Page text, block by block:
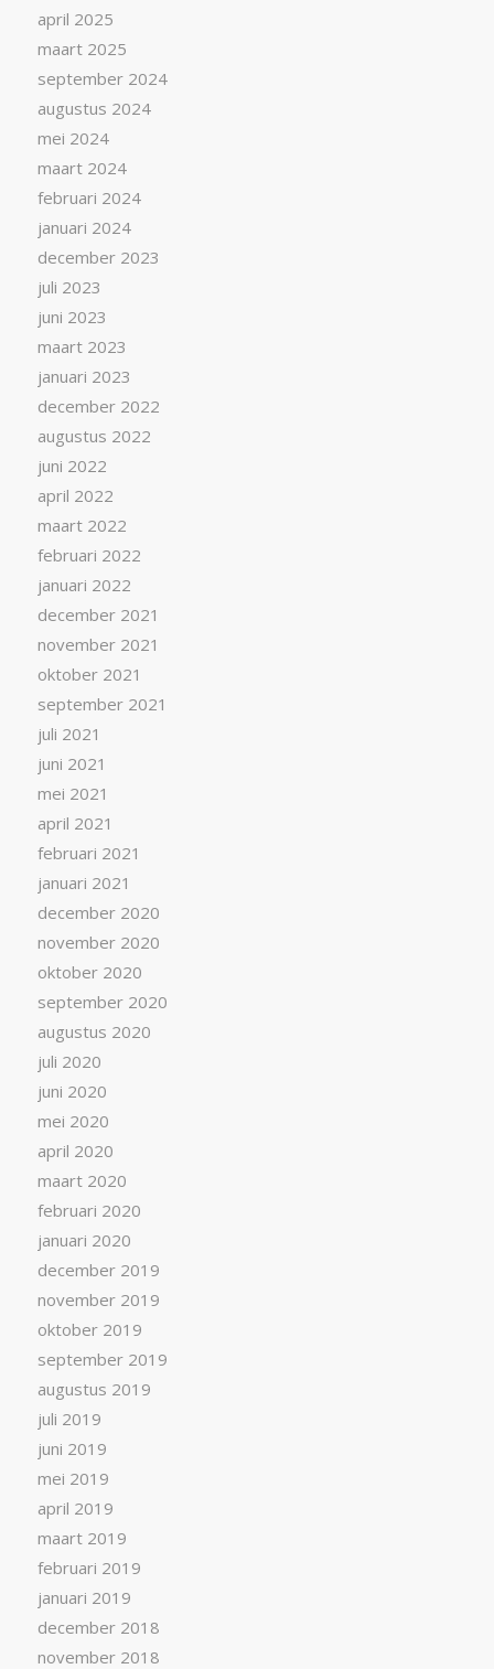
april 2025
maart 2025
september 2024
augustus 2024
mei 2024
maart 2024
februari 2024
januari 2024
december 2023
juli 2023
juni 2023
maart 2023
januari 2023
december 2022
augustus 2022
juni 2022
april 2022
maart 2022
februari 2022
januari 2022
december 2021
november 2021
oktober 2021
september 2021
juli 2021
juni 2021
mei 2021
april 2021
februari 2021
januari 2021
december 2020
november 2020
oktober 2020
september 2020
augustus 2020
juli 2020
juni 2020
mei 2020
april 2020
maart 2020
februari 2020
januari 2020
december 2019
november 2019
oktober 2019
september 2019
augustus 2019
juli 2019
juni 2019
mei 2019
april 2019
maart 2019
februari 2019
januari 2019
december 2018
november 2018